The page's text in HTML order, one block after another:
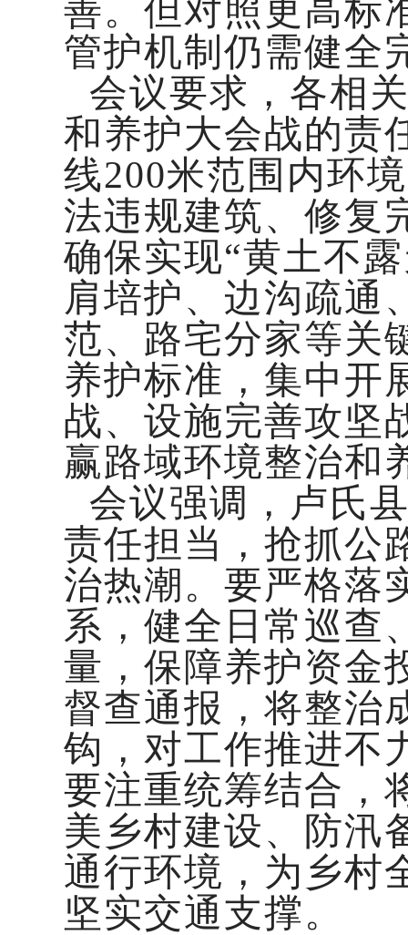
善。但对照更高标
管护机制仍需健全
会议要求，各相
和养护大会战的责
线200米范围内环
法违规建筑、修复
确保实现“黄土不
肩培护、边沟疏通
范、路宅分家等关
养护标准，集中开
战、设施完善攻坚
赢路域环境整治和
会议强调，卢氏
责任担当，抢抓公
治热潮。要严格落
系，健全日常巡查
量，保障养护资金
督查通报，将整治
钩，对工作推进不
要注重统筹结合，
美乡村建设、防汛
通行环境，为乡村
坚实交通支撑。